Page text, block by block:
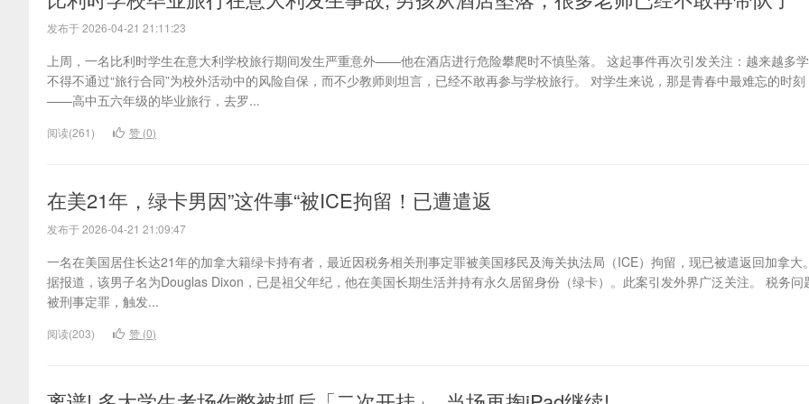
发布于 2026-04-21 21:11:23
上周，一名比利时学生在意大利学校旅行期间发生严重意外——他在酒店进行危险攀爬时不慎坠落。 这起事件再次引发关注：越来越多
不得不通过“旅行合同”为校外活动中的风险自保，而不少教师则坦言，已经不敢再参与学校旅行。 对学生来说，那是青春中最难忘的时刻
——高中五六年级的毕业旅行，去罗...
阅读(261) 赞 (0)
在美21年，绿卡男因”这件事“被ICE拘留！已遭遣返
发布于 2026-04-21 21:09:47
一名在美国居住长达21年的加拿大籍绿卡持有者，最近因税务相关刑事定罪被美国移民及海关执法局（ICE）拘留，现已被遣返回加拿大。
据报道，该男子名为Douglas Dixon，已是祖父年纪，他在美国长期生活并持有永久居留身份（绿卡）。此案引发外界广泛关注。 税务问
被刑事定罪，触发...
阅读(203) 赞 (0)